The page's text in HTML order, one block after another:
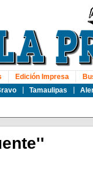
Tamaulipas
Edición Impresa